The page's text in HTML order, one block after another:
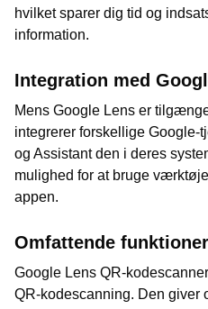
hvilket sparer dig tid og
information.
Integration med
Mens Google Lens er
integrerer forskellige Google-
og Assistant den i deres
mulighed for at bruge
appen.
Omfattende funktioner
Google Lens QR-
QR-kodescanning. Den giver